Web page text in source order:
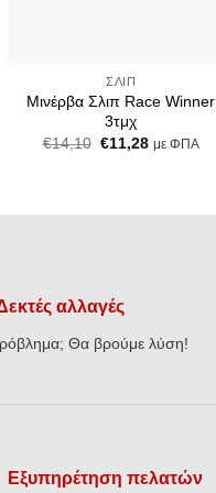
ΣΛΙΠ
Μινέρβα Σλιπ Race Winner
3τμχ
€14,10 Original
€11,28Ημε ΦΠΑ
αλλαγές
Θα βρούμε λύση!
Εξυπηρέτηση πελατών